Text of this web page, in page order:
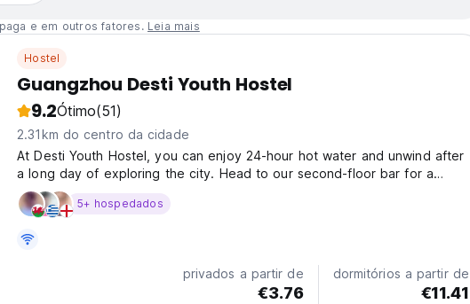
e em outros fatores. Leia mais
Hostel
Guangzhou Desti Youth Hostel
9.2Ótimo(51)
2.31km do centro da cidade
At Desti Youth Hostel, you can enjoy 24-hour hot water and unwind after
a long day of exploring the city. Head to our second-floor bar for a
refreshing craft beer and connect with fellow travelers, or sip a coffee
while recalling your favorite citywalk moments....
5+ hospedados
privados a partir de
€3.76
dormitórios a partir de
€11.41